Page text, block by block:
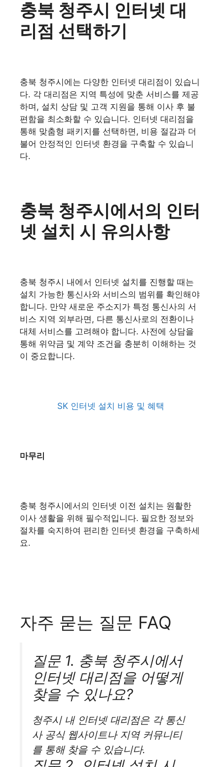
충북 청주시 인터넷 대
리점 선택하기
충북 청주시에는 다양한 인터넷 대리점이 있습니
다. 각 대리점은 지역 특성에 맞춘 서비스를 제공
하며, 설치 상담 및 고객 지원을 통해 이사 후 불
편함을 최소화할 수 있습니다. 인터넷 대리점을
통해 맞춤형 패키지를 선택하면, 비용 절감과 더
불어 안정적인 인터넷 환경을 구축할 수 있습니
다.
충북 청주시에서의 인터
넷 설치 시 유의사항
충북 청주시 내에서 인터넷 설치를 진행할 때는
설치 가능한 통신사와 서비스의 범위를 확인해야
합니다. 만약 새로운 주소지가 특정 통신사의 서
비스 지역 외부라면, 다른 통신사로의 전환이나
대체 서비스를 고려해야 합니다. 사전에 상담을
통해 위약금 및 계약 조건을 충분히 이해하는 것
이 중요합니다.
SK 인터넷 설치 비용 및 혜택
마무리
충북 청주시에서의 인터넷 이전 설치는 원활한
이사 생활을 위해 필수적입니다. 필요한 정보와
절차를 숙지하여 편리한 인터넷 환경을 구축하세
요.
자주 묻는 질문 FAQ
질문 1. 충북 청주시에서
인터넷 대리점을 어떻게
찾을 수 있나요?
청주시 내 인터넷 대리점은 각 통신
사 공식 웹사이트나 지역 커뮤니티
를 통해 찾을 수 있습니다.